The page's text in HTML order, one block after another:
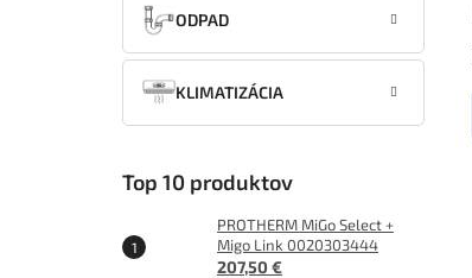
ODPAD
KLIMATIZÁCIA
Top 10 produktov
PROTHERM MiGo Select +
Migo Link 0020303444
207,50 €